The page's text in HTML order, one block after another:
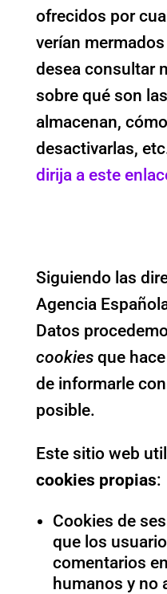
ofrecidos por
verían
desea consultar
sobre qué son las
almacenan,
desactivarlas,
dirija a este
Siguiendo las
Agencia
Datos
cookiesque
de informarle
posible.
Este sitio web
cookies propias:
Cookies de
que los
comentarios
humanos y no